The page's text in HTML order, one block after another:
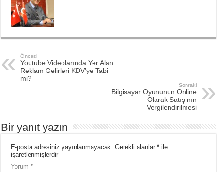
Öncesi
Youtube Videolarında Yer Alan
Reklam Gelirleri KDV’ye Tabi
mi?
Sonraki
Bilgisayar Oyununun Online
Olarak Satışının
Vergilendirilmesi
Bir yanıt yazın
E-posta adresiniz yayınlanmayacak. Gerekli alanlar* ile
işaretlenmişlerdir
Yorum*